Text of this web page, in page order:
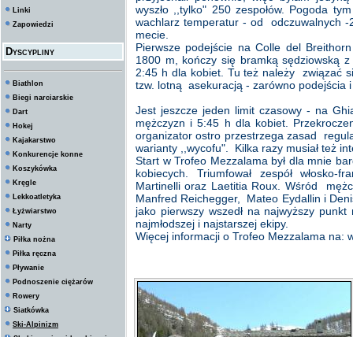
Linki
Zapowiedzi
Dyscypliny
Biathlon
Biegi narciarskie
Dart
Hokej
Kajakarstwo
Konkurencje konne
Koszykówka
Kręgle
Lekkoatletyka
Łyżwiarstwo
Narty
Piłka nożna
Piłka ręczna
Pływanie
Podnoszenie ciężarów
Rowery
Siatkówka
Ski-Alpinizm
wyszło ,,tylko" 250 zespołów. Pogoda
wachlarz temperatur - od odczuwalnych
mecie.
Pierwsze podejście na Colle del
1800 m, kończy się bramką sędziowską
2:45 h dla kobiet. Tu też należy związać
tzw. lotną asekuracją - zarówno podejścia
Jest jeszcze jeden limit czasowy - na
mężczyzn i 5:45 h dla kobiet.
organizator ostro przestrzega zasad
warianty ,,wycofu". Kilka razy musiał też
Start w Trofeo Mezzalama był dla mnie
kobiecych. Triumfował zespół
Martinelli oraz Laetitia Roux. Wśród
Manfred Reichegger, Mateo Eydallin i
jako pierwszy wszedł na najwyższy
najmłodszej i najstarszej ekipy.
Więcej informacji o Trofeo Mezzalama na: